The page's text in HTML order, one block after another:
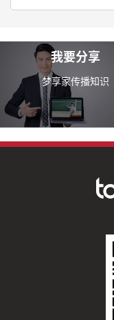
我要分享
梦享家传播知识